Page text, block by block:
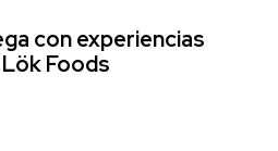
con experiencias
Foods